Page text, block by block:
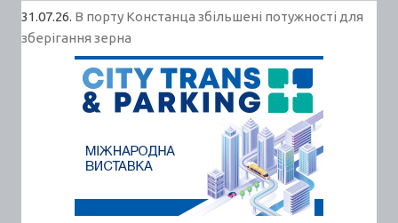
31.07.26. В порту Констанца збільшені потужності для
зберігання зерна